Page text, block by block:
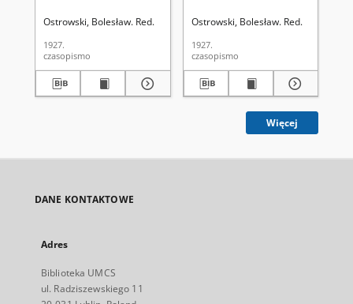
Ostrowski, Bolesław. Red.
1927.
czasopismo
Ostrowski, Bolesław. Red.
1927.
czasopismo
Więcej
DANE KONTAKTOWE
Adres
Biblioteka UMCS
ul. Radziszewskiego 11